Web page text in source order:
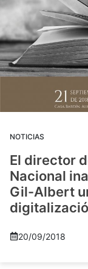
NOTICIAS
El director
Nacional
Gil-Albert
20/09/2018